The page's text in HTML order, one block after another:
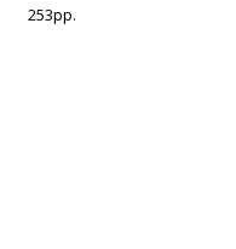
253pp.